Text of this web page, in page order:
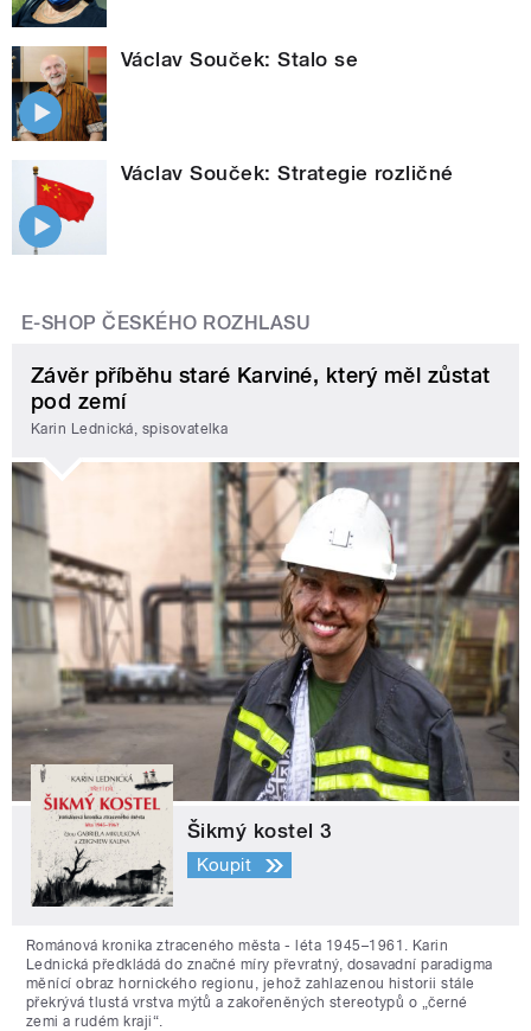
Václav Souček: Stalo se
Václav Souček: Strategie rozličné
E-SHOP ČESKÉHO ROZHLASU
Závěr příběhu staré Karviné, který měl zůstat
pod zemí
Karin Lednická, spisovatelka
Šikmý kostel 3
Koupit
Románová kronika ztraceného města - léta 1945–1961. Karin
Lednická předkládá do značné míry převratný, dosavadní paradigma
měnící obraz hornického regionu, jehož zahlazenou historii stále
překrývá tlustá vrstva mýtů a zakořeněných stereotypů o „černé
zemi a rudém kraji“.